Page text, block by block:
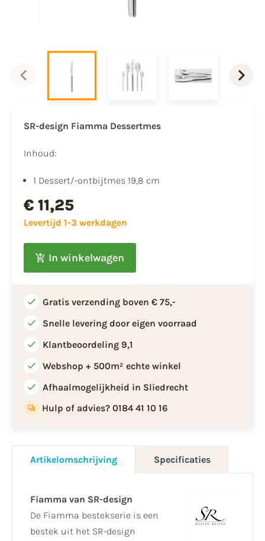
SR-design Fiamma Dessertmes
Inhoud:
1 Dessert/-ontbijtmes 19,8 cm
€ 11,25
Levertijd 1-3 werkdagen
In winkelwagen
Gratis verzending boven € 75,-
Snelle levering door eigen voorraad
Klantbeoordeling 9,1
Webshop + 500m² echte winkel
Afhaalmogelijkheid in Sliedrecht
Hulp of advies? 0184 41 10 16
Artikelomschrijving Specificaties
Fiamma van SR-design
De Fiamma bestekserie is een
bestek uit het SR-design